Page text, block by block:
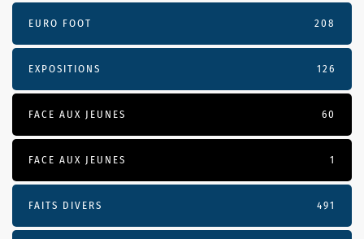
EURO FOOT 208
EXPOSITIONS 126
FACE AUX JEUNES 60
FACE AUX JEUNES 1
FAITS DIVERS 491